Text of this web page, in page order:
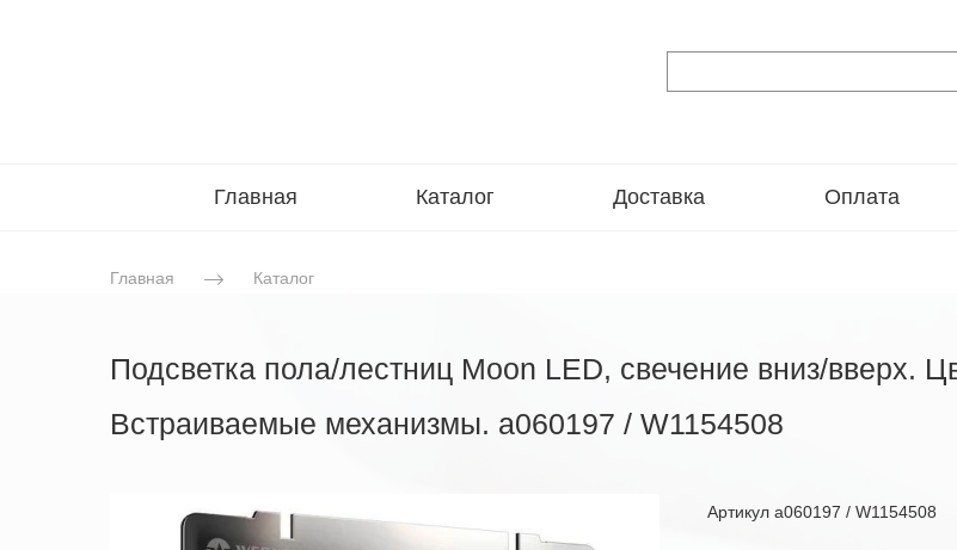
Главная Каталог Доставка Оплата
Главная Каталог
Подсветка пола/лестниц Moon LED, свечение вниз/вверх.
Встраиваемые механизмы. a060197 / W1154508
Артикул a060197 / W1154508